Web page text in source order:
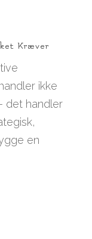
Kræver
ikke
det handler
en